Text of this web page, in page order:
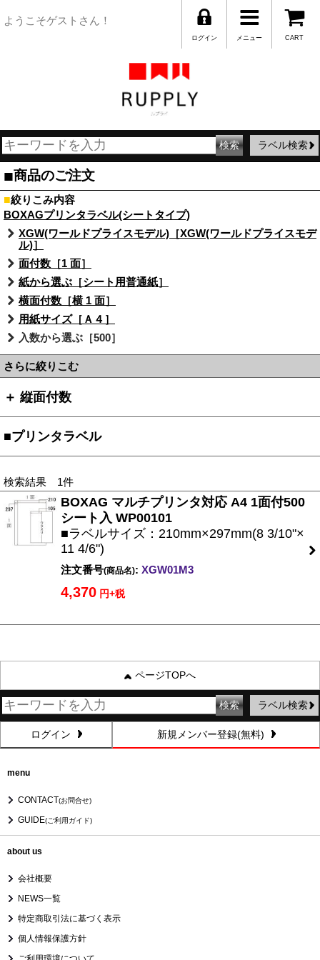
ようこそゲストさん！
CART
メニュー
ログイン
ラベル検索
■商品のご注文
■絞りこみ内容
BOXAGプリンタラベル(シートタイプ)
XGW(ワールドプライスモデル)［XGW(ワールドプライスモデ
ル)］
面付数［1 面］
紙から選ぶ［シート用普通紙］
横面付数［横 1 面］
用紙サイズ［Ａ４］
入数から選ぶ［500］
さらに絞りこむ
＋ 縦面付数
■プリンタラベル
検索結果 1件
BOXAG マルチプリンタ対応 A4 1面付500
シート入 WP00101
■ラベルサイズ：210mm×297mm(8 3/10"×
11 4/6")
注文番号(商品名): XGW01M3
4,370 円+税
ページTOPへ
ラベル検索
ログイン 新規メンバー登録(無料)
menu
CONTACT(お問合せ)
GUIDE(ご利用ガイド)
about us
会社概要
NEWS一覧
特定商取引法に基づく表示
個人情報保護方針